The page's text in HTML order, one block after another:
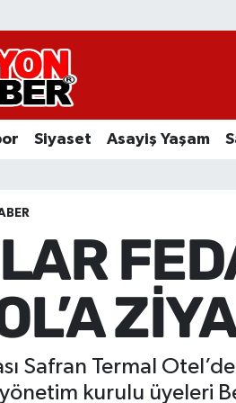
Siyaset Asayiş Yaşam
Safran Termal
kurulu üyeleri